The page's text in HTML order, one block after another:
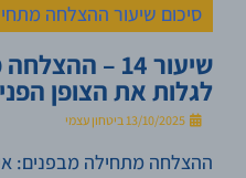
סיכום שיעור ההצלחה
שיעור 14 –
לגלות את הצופן
ביטחון עצמי
ההצלחה מתחילה מבפנים: